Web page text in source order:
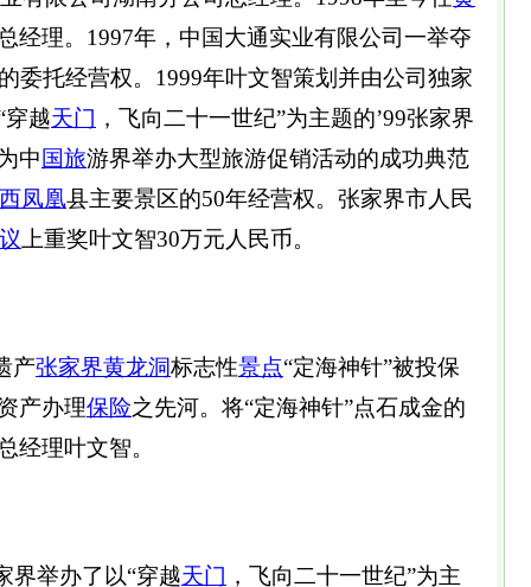
经理。1997年，中国大通实业有限公司一举夺
委托经营权。1999年叶文智策划并由公司独家
穿越天门 ，飞向二十一世纪”为主题的’99张家界
中国旅游界举办大型旅游促销活动的成功典范
凤凰县主要景区的50年经营权。张家界市人民
上重奖叶文智30万元人民币。
产张家界黄龙洞标志性景点“定海神针”被投保
产办理保险之先河。将“定海神针”点石成金的
经理叶文智。
举办了以“穿越天门 ，飞向二十一世纪”为主